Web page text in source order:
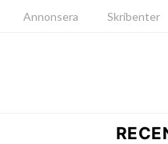
Annonsera Skribenter